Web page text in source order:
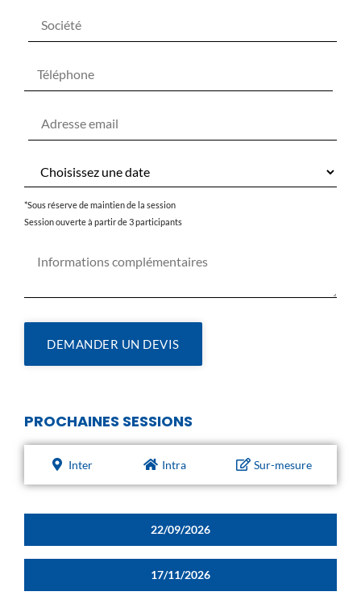
*Sous réserve de maintien de la session
Session ouverte à partir de 3 participants
DEMANDER UN DEVIS
PROCHAINES SESSIONS
Inter Intra Sur-mesure
22/09/2026
17/11/2026